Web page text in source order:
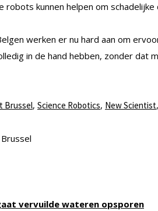
robots kunnen helpen om
werken er nu hard aan om
in de hand hebben, zonder dat
Brussel, Science Robotics, New Scientist,
vervuilde wateren opsporen